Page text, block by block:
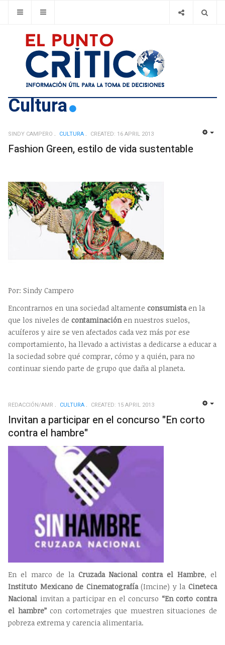
Cultura
SINDY CAMPERO CULTURA CREATED: 16 APRIL 2013
Fashion Green, estilo de vida sustentable
Por: Sindy Campero
Encontrarnos en una sociedad altamente consumistaen la
que los niveles de contaminaciónen nuestros suelos,
acuíferos y aire se ven afectados cada vez más por ese
comportamiento, ha llevado a activistas a dedicarse a educar a
la sociedad sobre qué comprar, cómo y a quién, para no
continuar siendo parte de grupo que daña al planeta.
REDACCIÓN/AMR CULTURA CREATED: 15 APRIL 2013
Invitan a participar en el concurso "En corto
contra el hambre"
En el marco de la Cruzada Nacional contra el Hambre, el
Instituto Mexicano de Cinematografía(Imcine) y laCineteca
Nacional invitan a participar en el concurso “En corto contra
el hambre”con cortometrajes que muestren situaciones de
pobreza extrema y carencia alimentaria.